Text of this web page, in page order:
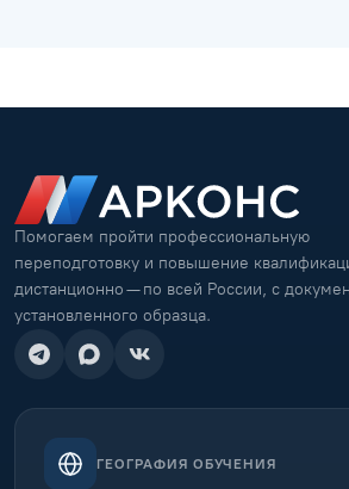
Помогаем пройти профессиональную
переподготовку и повышение
дистанционно — по всей России, с
установленного образца.
ГЕОГРАФИЯ ОБУЧЕНИЯ